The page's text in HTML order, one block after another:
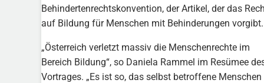
Behindertenrechtskonvention, der Artikel, der das
auf Bildung für Menschen mit Behinderungen vorgibt.
„Österreich verletzt massiv die Menschenrechte im
Bereich Bildung“, so Daniela Rammel im Resümee
Vortrages. „Es ist so, das selbst betroffene Menschen